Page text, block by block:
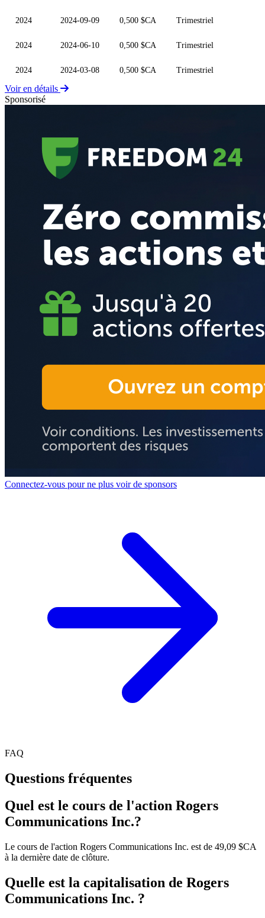
2024 2024-09-09 0,500 $CA Trimestriel
2024 2024-06-10 0,500 $CA Trimestriel
2024 2024-03-08 0,500 $CA Trimestriel
Voir en détails
Sponsorisé
Connectez-vous pour ne plus voir de sponsors
FAQ
Questions fréquentes
Quel est le cours de l'action Rogers
Communications Inc.?
Le cours de l'action Rogers Communications Inc. est de 49,09 $CA
à la dernière date de clôture.
Quelle est la capitalisation de Rogers
Communications Inc. ?